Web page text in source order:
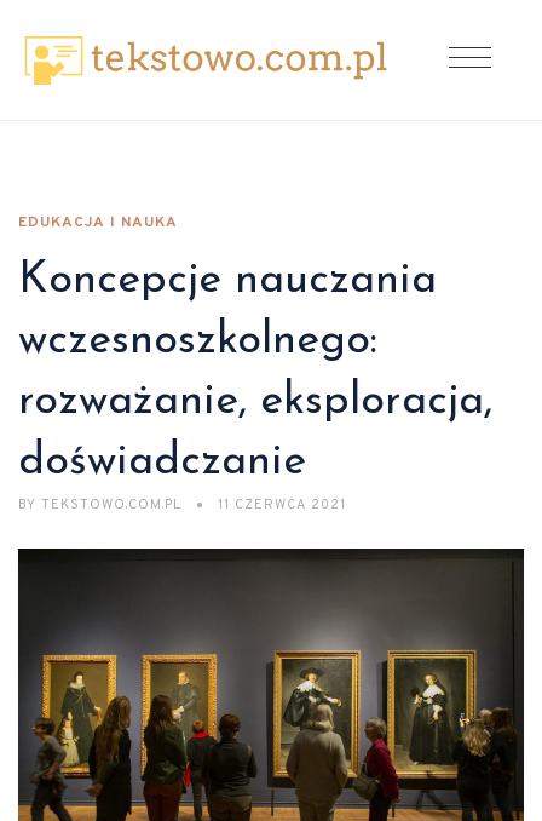
EDUKACJA I NAUKA
Koncepcje nauczania
wczesnoszkolnego:
rozważanie, eksploracja,
doświadczanie
BY TEKSTOWO.COM.PL 11 CZERWCA 2021